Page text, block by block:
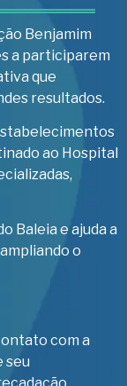
Benjamim
a participarem
que
resultados.
ao Hospital
Baleia e ajuda a
o
com a
seu